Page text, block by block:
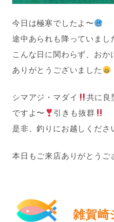
今日は極寒でしたよ〜
途中あられも降っていまし
こんな日に関わらず、おか
ありがとうございました
シマアジ・マダイ
共に良
ですよ〜
引きも抜群
是非、釣りにお越しくださ
本日もご来店ありがとうご
雑賀崎